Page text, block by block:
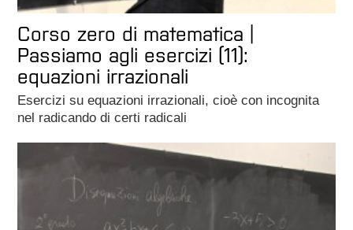
Corso zero di matematica |
Passiamo agli esercizi (11):
equazioni irrazionali
Esercizi su equazioni irrazionali, cioè con incognita
nel radicando di certi radicali